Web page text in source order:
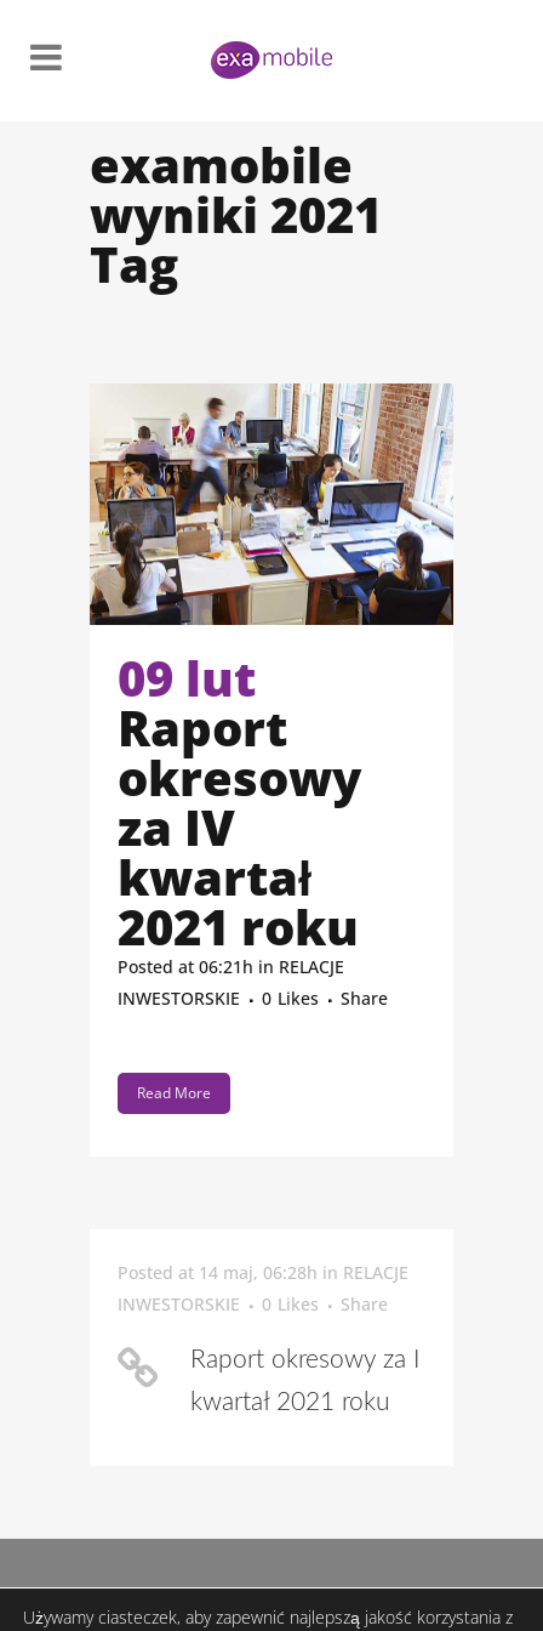
examobile
wyniki 2021
Tag
09 lut
Raport
okresowy
za IV
kwartał
2021 roku
Posted at 06:21h in RELACJE
INWESTORSKIE
0 Likes Share
Read More
Posted at 14 maj, 06:28h in RELACJE
INWESTORSKIE
0 Likes Share
Raport okresowy za I
kwartał 2021 roku
Używamy ciasteczek, aby zapewnić najlepszą jakość korzystania z